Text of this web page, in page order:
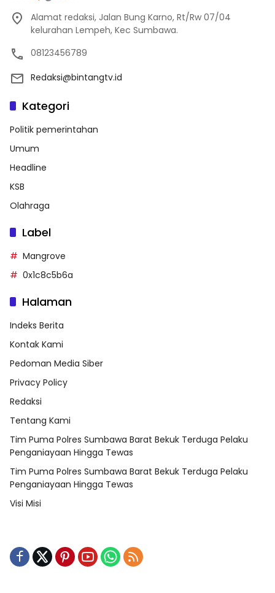
Alamat redaksi, Jalan Bung Karno, Rt/Rw 07/04
kelurahan Lempeh, Kec Sumbawa.
08123456789
Redaksi@bintangtv.id
Kategori
Politik pemerintahan
Umum
Headline
KSB
Olahraga
Label
Mangrove
0x1c8c5b6a
Halaman
Indeks Berita
Kontak Kami
Pedoman Media Siber
Privacy Policy
Redaksi
Tentang Kami
Tim Puma Polres Sumbawa Barat Bekuk Terduga Pelaku
Penganiayaan Hingga Tewas
Tim Puma Polres Sumbawa Barat Bekuk Terduga Pelaku
Penganiayaan Hingga Tewas
Visi Misi